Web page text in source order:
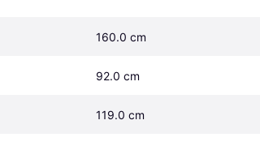
160.0 cm
92.0 cm
119.0 cm